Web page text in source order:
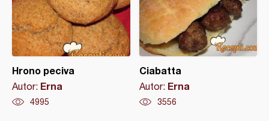
Hrono peciva
Autor: Erna
4995
Ciabatta
Autor: Erna
3556